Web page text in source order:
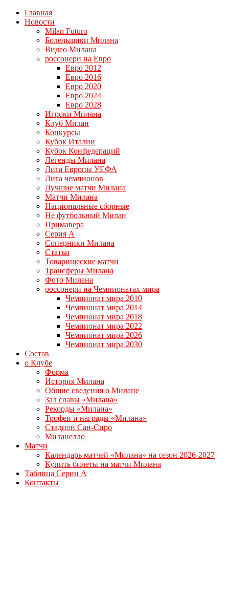
Главная
Новости
Milan Futuro
Болельщики Милана
Видео Милана
россонери на Евро
Евро 2012
Евро 2016
Евро 2020
Евро 2024
Евро 2028
Игроки Милана
Клуб Милан
Конкурсы
Кубок Италии
Кубок Конфедераций
Легенды Милана
Лига Европы УЕФА
Лига чемпионов
Лучшие матчи Милана
Матчи Милана
Национальные сборные
Не футбольный Милан
Примавера
Серия А
Соперники Милана
Статьи
Товарищеские матчи
Трансферы Милана
Фото Милана
россонери на Чемпионатах мира
Чемпионат мира 2010
Чемпионат мира 2014
Чемпионат мира 2018
Чемпионат мира 2022
Чемпионат мира 2026
Чемпионат мира 2030
Состав
о Клубе
Форма
История Милана
Общие сведения о Милане
Зал славы «Милана»
Рекорды «Милана»
Трофеи и награды «Милана»
Стадион Сан-Сиро
Миланелло
Матчи
Календарь матчей «Милана» на сезон 2026-2027
Купить билеты на матчи Милана
Таблица Серии А
Контакты